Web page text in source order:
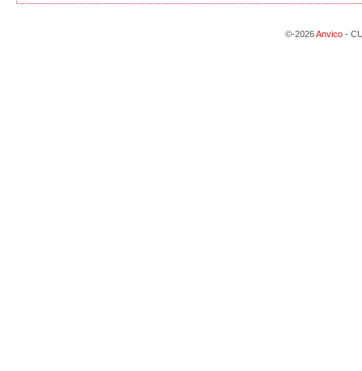
©-2026Anvico-